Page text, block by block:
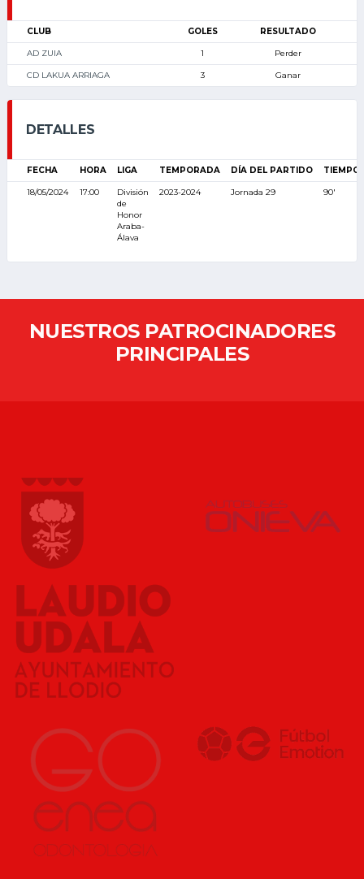
CLUB GOLES RESULTADO
AD ZUIA 1 Perder
CD LAKUA ARRIAGA 3 Ganar
DETALLES
FECHA HORA LIGA TEMPORADA DÍA DEL PARTIDO TIEMPO
18/05/2024 17:00
División
de
Honor
Araba-
Álava
2023-2024 Jornada 29 90'
NUESTROS PATROCINADORES
PRINCIPALES